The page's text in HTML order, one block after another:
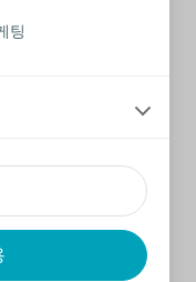
팅
서’를 참조하세요